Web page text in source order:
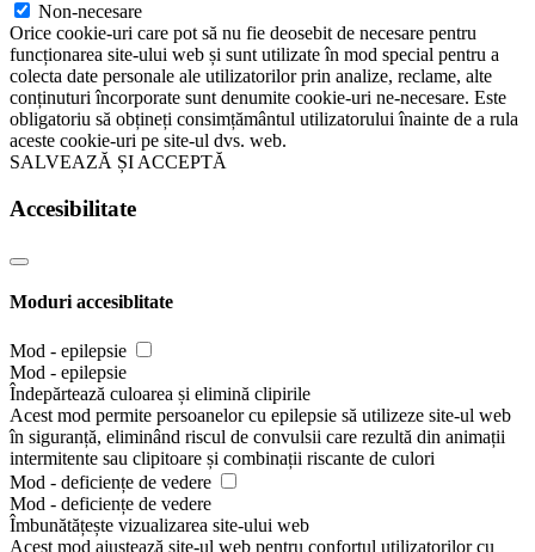
Non-necesare
Orice cookie-uri care pot să nu fie deosebit de necesare pentru
funcționarea site-ului web și sunt utilizate în mod special pentru a
colecta date personale ale utilizatorilor prin analize, reclame, alte
conținuturi încorporate sunt denumite cookie-uri ne-necesare. Este
obligatoriu să obțineți consimțământul utilizatorului înainte de a rula
aceste cookie-uri pe site-ul dvs. web.
SALVEAZĂ ȘI ACCEPTĂ
Accesibilitate
Moduri accesiblitate
Mod - epilepsie
Mod - epilepsie
Îndepărtează culoarea și elimină clipirile
Acest mod permite persoanelor cu epilepsie să utilizeze site-ul web
în siguranță, eliminând riscul de convulsii care rezultă din animații
intermitente sau clipitoare și combinații riscante de culori
Mod - deficiențe de vedere
Mod - deficiențe de vedere
Îmbunătățește vizualizarea site-ului web
Acest mod ajustează site-ul web pentru confortul utilizatorilor cu